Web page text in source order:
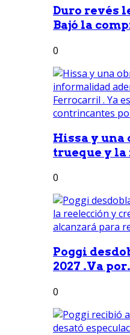
Duro revés
Bajó la
0
Hissa y una
trueque y
0
Poggi
2027 .Va
0